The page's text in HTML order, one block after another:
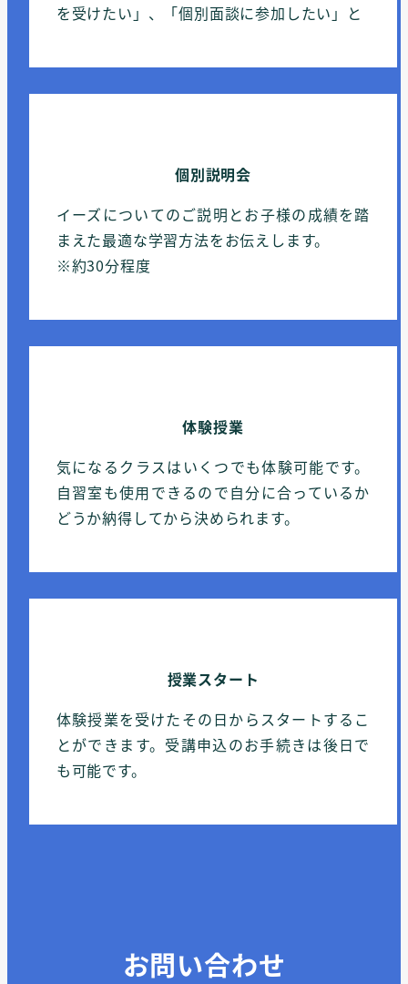
を受けたい」、「個別面談に参加したい」と
個別説明会
イーズについてのご説明とお子様の成績を踏
まえた最適な学習方法をお伝えします。
※約30分程度
体験授業
気になるクラスはいくつでも体験可能です。
自習室も使用できるので自分に合っているか
どうか納得してから決められます。
授業スタート
体験授業を受けたその日からスタートするこ
とができます。受講申込のお手続きは後日で
も可能です。
お問い合わせ